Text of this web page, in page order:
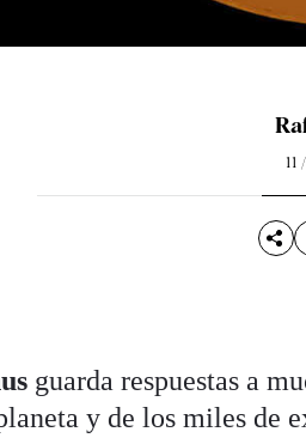
11
guarda respuestas a
y de los miles de